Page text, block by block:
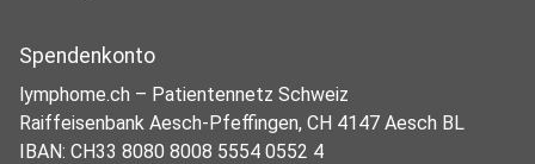
Spendenkonto
lymphome.ch – Patientennetz Schweiz
Raiffeisenbank Aesch-Pfeffingen, CH 4147 Aesch BL
IBAN: CH33 8080 8008 5554 0552 4